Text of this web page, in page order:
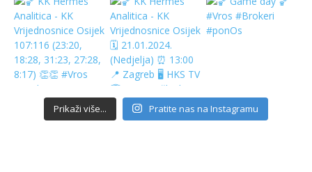
Prikaži više... Pratite nas na Instagramu